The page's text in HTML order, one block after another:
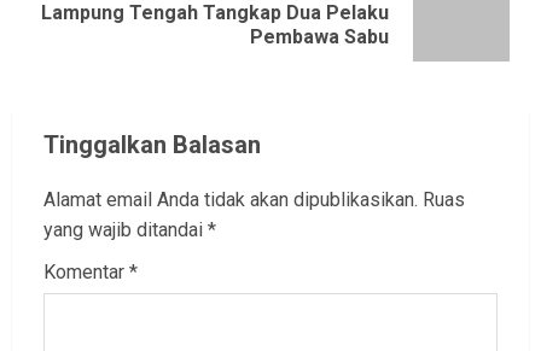
Lampung Tengah Tangkap Dua Pelaku
Pembawa Sabu
Tinggalkan Balasan
Alamat email Anda tidak akan dipublikasikan. Ruas
yang wajib ditandai *
Komentar *